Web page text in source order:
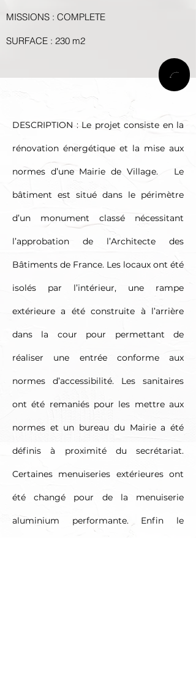
MISSIONS : COMPLETE
SURFACE : 230 m2
DESCRIPTION : Le projet consiste en la
rénovation énergétique et la mise aux
normes d’une Mairie de Village. Le
bâtiment est situé dans le périmètre
d’un monument classé nécessitant
l’approbation de l’Architecte des
Bâtiments de France. Les locaux ont été
isolés par l’intérieur, une rampe
extérieure a été construite à l’arrière
dans la cour pour permettant de
réaliser une entrée conforme aux
normes d’accessibilité. Les sanitaires
ont été remaniés pour les mettre aux
normes et un bureau du Mairie a été
définis à proximité du secrétariat.
Certaines menuiseries extérieures ont
été changé pour de la menuiserie
aluminium performante. Enfin le